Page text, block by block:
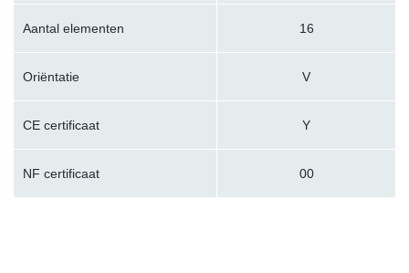
Aantal elementen 16
Oriëntatie V
CE certificaat Y
NF certificaat 00